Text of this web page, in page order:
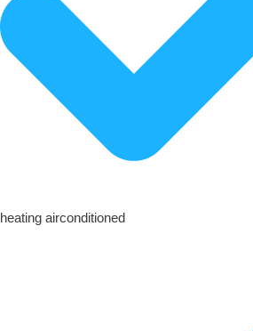
heating airconditioned